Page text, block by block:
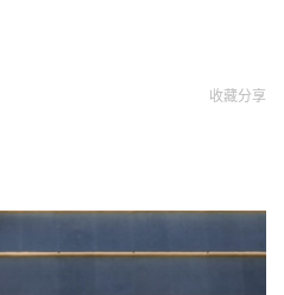
收藏分享